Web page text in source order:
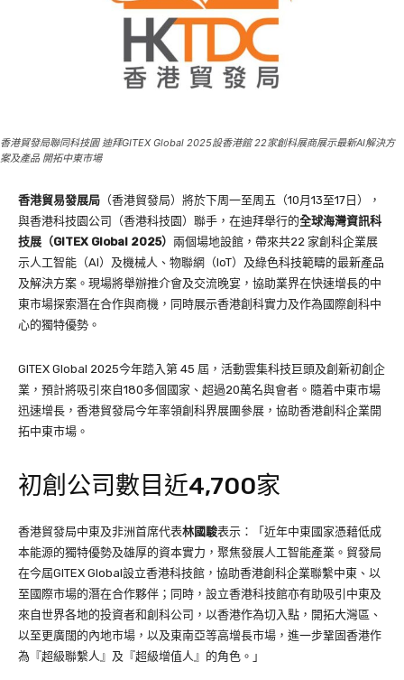
香港貿發局聯同科技園 迪拜GITEX Global 2025設香港館 22家創科展商展示最新AI解決方
案及產品 開拓中東市場
香港貿易發展局 （香港貿發局）將於下周一至周五（10月13至17日），
與香港科技園公司（香港科技園）聯手，在迪拜舉行的全球海灣資訊科
技展（GITEX Global 2025） 兩個場地設館，帶來共22 家創科企業展
示人工智能（AI）及機械人、物聯網（IoT）及綠色科技範疇的最新產品
及解決方案。現場將舉辦推介會及交流晚宴，協助業界在快速增長的中
東市場探索潛在合作與商機，同時展示香港創科實力及作為國際創科中
心的獨特優勢。
GITEX Global 2025今年踏入第 45 屆，活動雲集科技巨頭及創新初創企
業，預計將吸引來自180多個國家、超過20萬名與會者。隨着中東市場
迅速增長，香港貿發局今年率領創科界展團參展，協助香港創科企業開
拓中東市場。
初創公司數目近4,700家
香港貿發局中東及非洲首席代表林國駿表示：「近年中東國家憑藉低成
本能源的獨特優勢及雄厚的資本實力，聚焦發展人工智能產業。貿發局
在今屆GITEX Global設立香港科技館，協助香港創科企業聯繫中東、以
至國際市場的潛在合作夥伴；同時，設立香港科技館亦有助吸引中東及
來自世界各地的投資者和創科公司，以香港作為切入點，開拓大灣區、
以至更廣闊的內地市場，以及東南亞等高增長市場，進一步鞏固香港作
為『超級聯繫人』及『超級增值人』的角色。」